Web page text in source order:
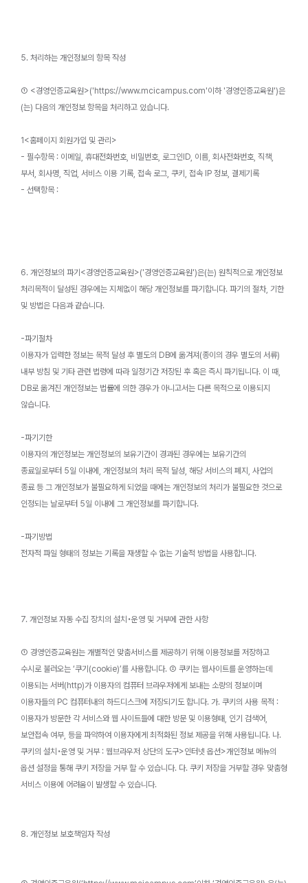
5. 처리하는 개인정보의 항목 작성
① <경영인증교육원>('https://www.mcicampus.com'이하 '경영인증교육원')은
(는) 다음의 개인정보 항목을 처리하고 있습니다.
1<홈페이지 회원가입 및 관리>
- 필수항목 : 이메일, 휴대전화번호, 비밀번호, 로그인ID, 이름, 회사전화번호, 직책,
부서, 회사명, 직업, 서비스 이용 기록, 접속 로그, 쿠키, 접속 IP 정보, 결제기록
- 선택항목 :
6. 개인정보의 파기<경영인증교육원>('경영인증교육원')은(는) 원칙적으로 개인정보
처리목적이 달성된 경우에는 지체없이 해당 개인정보를 파기합니다. 파기의 절차, 기한
및 방법은 다음과 같습니다.
-파기절차
이용자가 입력한 정보는 목적 달성 후 별도의 DB에 옮겨져(종이의 경우 별도의 서류)
내부 방침 및 기타 관련 법령에 따라 일정기간 저장된 후 혹은 즉시 파기됩니다. 이 때,
DB로 옮겨진 개인정보는 법률에 의한 경우가 아니고서는 다른 목적으로 이용되지
않습니다.
-파기기한
이용자의 개인정보는 개인정보의 보유기간이 경과된 경우에는 보유기간의
종료일로부터 5일 이내에, 개인정보의 처리 목적 달성, 해당 서비스의 폐지, 사업의
종료 등 그 개인정보가 불필요하게 되었을 때에는 개인정보의 처리가 불필요한 것으로
인정되는 날로부터 5일 이내에 그 개인정보를 파기합니다.
-파기방법
전자적 파일 형태의 정보는 기록을 재생할 수 없는 기술적 방법을 사용합니다.
7. 개인정보 자동 수집 장치의 설치•운영 및 거부에 관한 사항
① 경영인증교육원는 개별적인 맞춤서비스를 제공하기 위해 이용정보를 저장하고
수시로 불러오는 ‘쿠기(cookie)’를 사용합니다. ② 쿠키는 웹사이트를 운영하는데
이용되는 서버(http)가 이용자의 컴퓨터 브라우저에게 보내는 소량의 정보이며
이용자들의 PC 컴퓨터내의 하드디스크에 저장되기도 합니다. 가. 쿠키의 사용 목적 :
이용자가 방문한 각 서비스와 웹 사이트들에 대한 방문 및 이용형태, 인기 검색어,
보안접속 여부, 등을 파악하여 이용자에게 최적화된 정보 제공을 위해 사용됩니다. 나.
쿠키의 설치•운영 및 거부 : 웹브라우저 상단의 도구>인터넷 옵션>개인정보 메뉴의
옵션 설정을 통해 쿠키 저장을 거부 할 수 있습니다. 다. 쿠키 저장을 거부할 경우 맞춤형
서비스 이용에 어려움이 발생할 수 있습니다.
8. 개인정보 보호책임자 작성